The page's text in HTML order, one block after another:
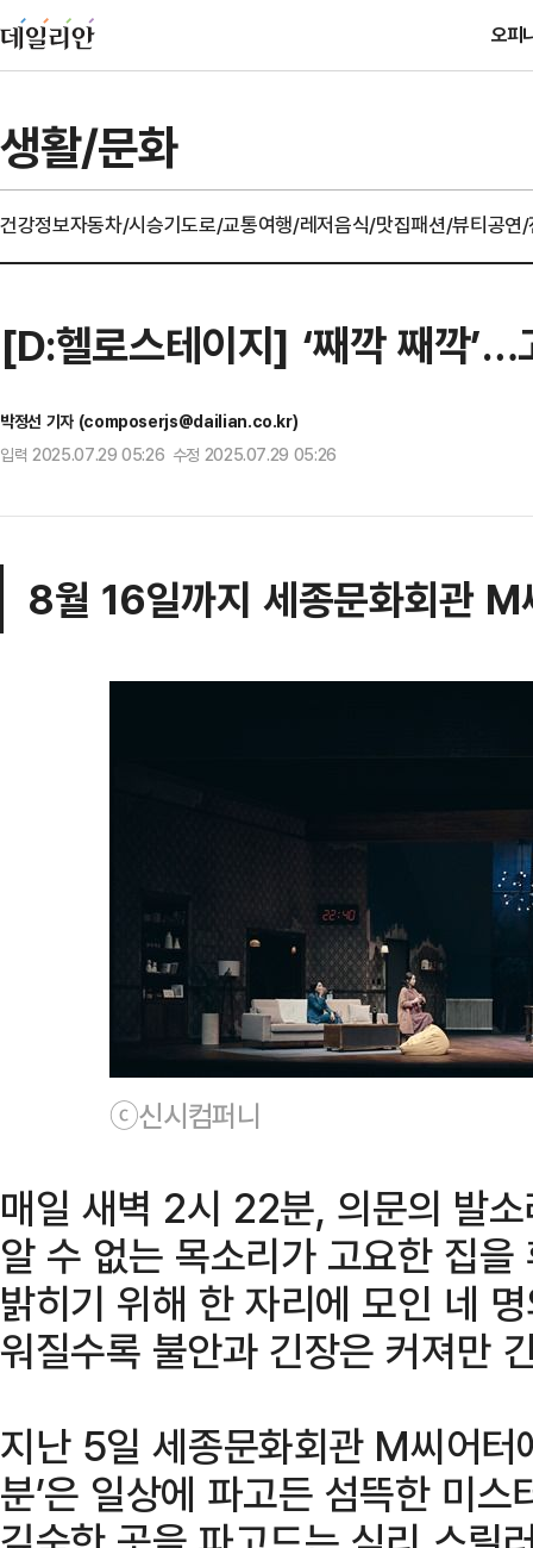
오피
생활/문화
건강정보자동차/시승기도로/교통여행/레저음식/맛집패션/뷰티공연
[D:헬로스테이지] ‘째깍 째깍
박정선 기자 (composerjs@dailian.co.kr)
입력 2025.07.29 05:26 수정 2025.07.29 05:26
8월 16일까지 세종문화회관 M
ⓒ신시컴퍼니
매일 새벽 2시 22분, 의문의 발
알 수 없는 목소리가 고요한 집
밝히기 위해 한 자리에 모인 네
워질수록 불안과 긴장은 커져만
지난 5일 세종문화회관 M씨어
분’은 일상에 파고든 섬뜩한 미